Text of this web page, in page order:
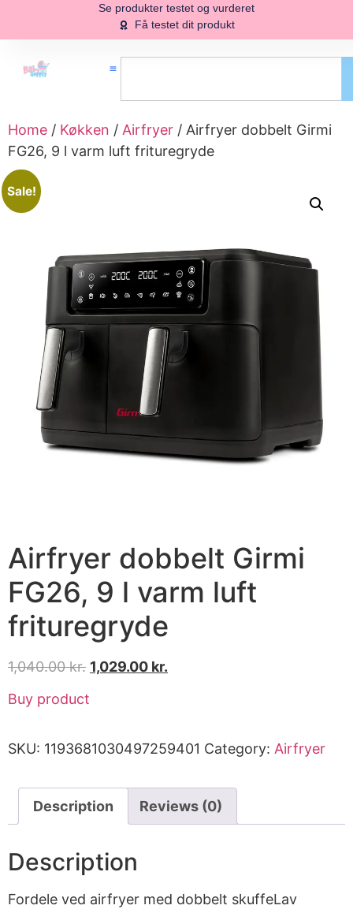
Se produkter testet og vurderet
Få testet dit produkt
Home / Køkken / Airfryer / Airfryer dobbelt Girmi
FG26, 9 l varm luft frituregryde
Sale!
Airfryer dobbelt Girmi
FG26, 9 l varm luft
frituregryde
1,040.00kr. 1,029.00 kr.
Buy product
SKU: 1193681030497259401 Category: Airfryer
Description Reviews (0)
Description
Fordele ved airfryer med dobbelt skuffeLav